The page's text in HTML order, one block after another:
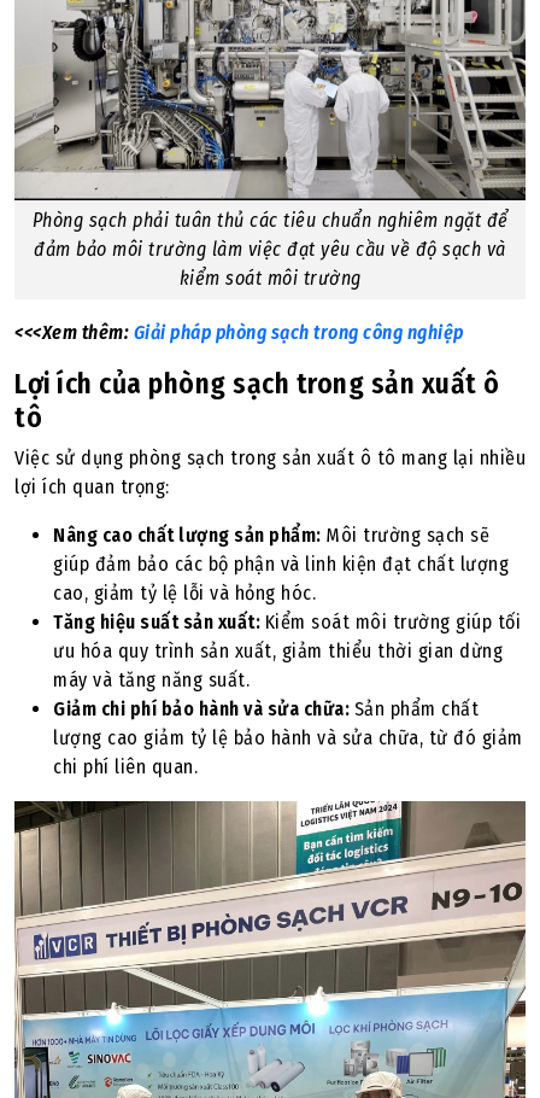
Phòng sạch phải tuân thủ các tiêu chuẩn nghiêm ngặt để
đảm bảo môi trường làm việc đạt yêu cầu về độ sạch và
kiểm soát môi trường
<<<Xem thêm: Giải pháp phòng sạch trong công nghiệp
Lợi ích của phòng sạch trong sản xuất ô
tô
Việc sử dụng phòng sạch trong sản xuất ô tô mang lại nhiều
lợi ích quan trọng:
Nâng cao chất lượng sản phẩm: Môi trường sạch sẽ
giúp đảm bảo các bộ phận và linh kiện đạt chất lượng
cao, giảm tỷ lệ lỗi và hỏng hóc.
Tăng hiệu suất sản xuất: Kiểm soát môi trường giúp tối
ưu hóa quy trình sản xuất, giảm thiểu thời gian dừng
máy và tăng năng suất.
Giảm chi phí bảo hành và sửa chữa: Sản phẩm chất
lượng cao giảm tỷ lệ bảo hành và sửa chữa, từ đó giảm
chi phí liên quan.